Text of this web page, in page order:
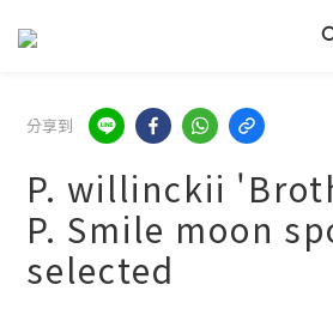
分享到
P. willinckii
P. Smile moon
selected